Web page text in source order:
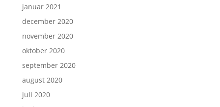
januar 2021
december 2020
november 2020
oktober 2020
september 2020
august 2020
juli 2020